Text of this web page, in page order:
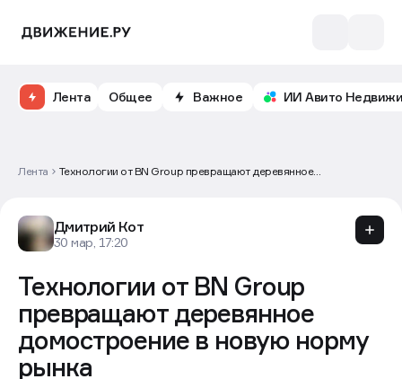
Лента Общее Важное ИИ Авито
Лента
Технологии от BN Group превращают деревянное
Дмитрий Кот
30 мар, 17:20
Технологии от BN Group
превращают деревянное
домостроение в новую норму
рынка